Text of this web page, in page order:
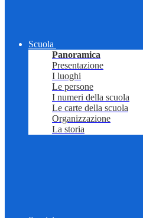
Scuola
Panoramica
Presentazione
I luoghi
Le persone
I numeri della scuola
Le carte della scuola
Organizzazione
La storia